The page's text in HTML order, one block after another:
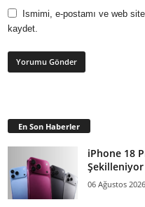
Ismimi, e-postamı ve web
kaydet.
En Son Haberler
iPhone 18
Şekilleniyor
06 Ağustos 2026